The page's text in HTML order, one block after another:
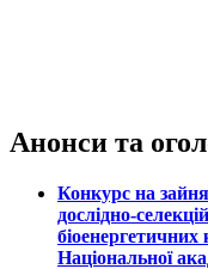
Анонси та
Конкурс на
дослідно-
біоенергетичних
Національної